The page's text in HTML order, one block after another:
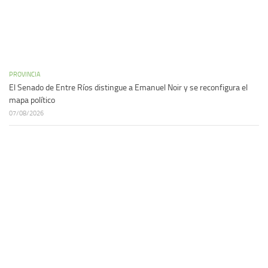
PROVINCIA
El Senado de Entre Ríos distingue a Emanuel Noir y se reconfigura el
mapa político
07/08/2026